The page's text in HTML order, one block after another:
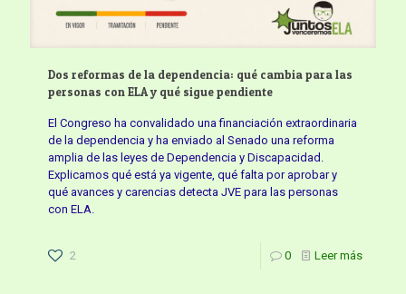
Dos reformas de la dependencia: qué cambia para las
personas con ELA y qué sigue pendiente
El Congreso ha convalidado una financiación extraordinaria
de la dependencia y ha enviado al Senado una reforma
amplia de las leyes de Dependencia y Discapacidad.
Explicamos qué está ya vigente, qué falta por aprobar y
qué avances y carencias detecta JVE para las personas
con ELA.
2 0 Leer más